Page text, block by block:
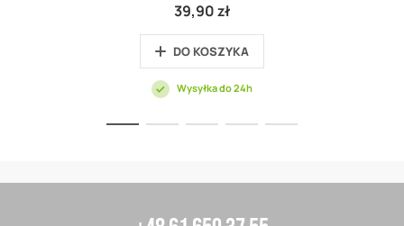
39,90 zł
DO KOSZYKA
Wysyłka do 24h